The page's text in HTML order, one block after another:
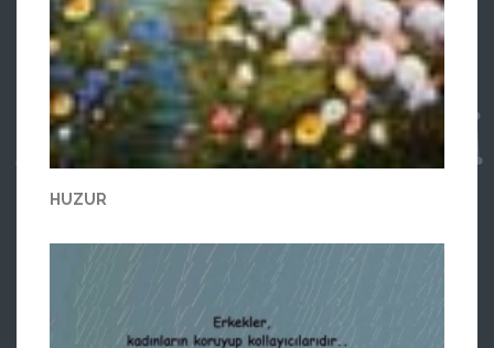
HUZUR